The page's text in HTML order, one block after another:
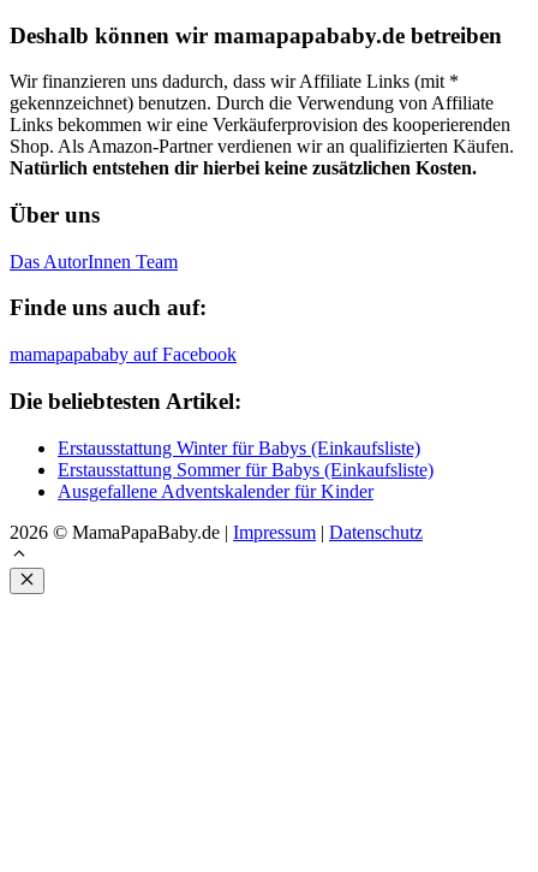
Deshalb können wir mamapapababy.de betreiben
Wir finanzieren uns dadurch, dass wir Affiliate Links (mit *
gekennzeichnet) benutzen. Durch die Verwendung von Affiliate
Links bekommen wir eine Verkäuferprovision des kooperierenden
Shop. Als Amazon-Partner verdienen wir an qualifizierten Käufen.
Natürlich entstehen dir hierbei keine zusätzlichen Kosten.
Über uns
Das AutorInnen Team
Finde uns auch auf:
mamapapababy auf Facebook
Die beliebtesten Artikel:
Erstausstattung Winter für Babys (Einkaufsliste)
Erstausstattung Sommer für Babys (Einkaufsliste)
Ausgefallene Adventskalender für Kinder
2026 © MamaPapaBaby.de | Impressum | Datenschutz
Schließen